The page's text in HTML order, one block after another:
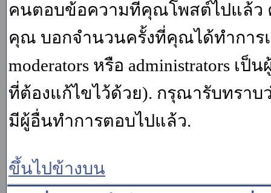
คนตอบข้อความที่คุณโพสต์ไปแล้ว
คุณ บอกจำนวนครั้งที่คุณได้ทำการ
moderators หรือ administrators เ
ที่ต้องแก้ไขไว้ด้วย). กรุณารับทรา
มีผู้อื่นทำการตอบไปแล้ว.
ขึ้นไปข้างบน